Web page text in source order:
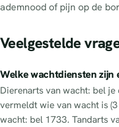
ademnood of pijn op de
Veelgestelde
Welke wachtdiensten zijn
Dierenarts van wacht: bel
vermeldt wie van wacht is
wacht: bel 1733. Tandarts